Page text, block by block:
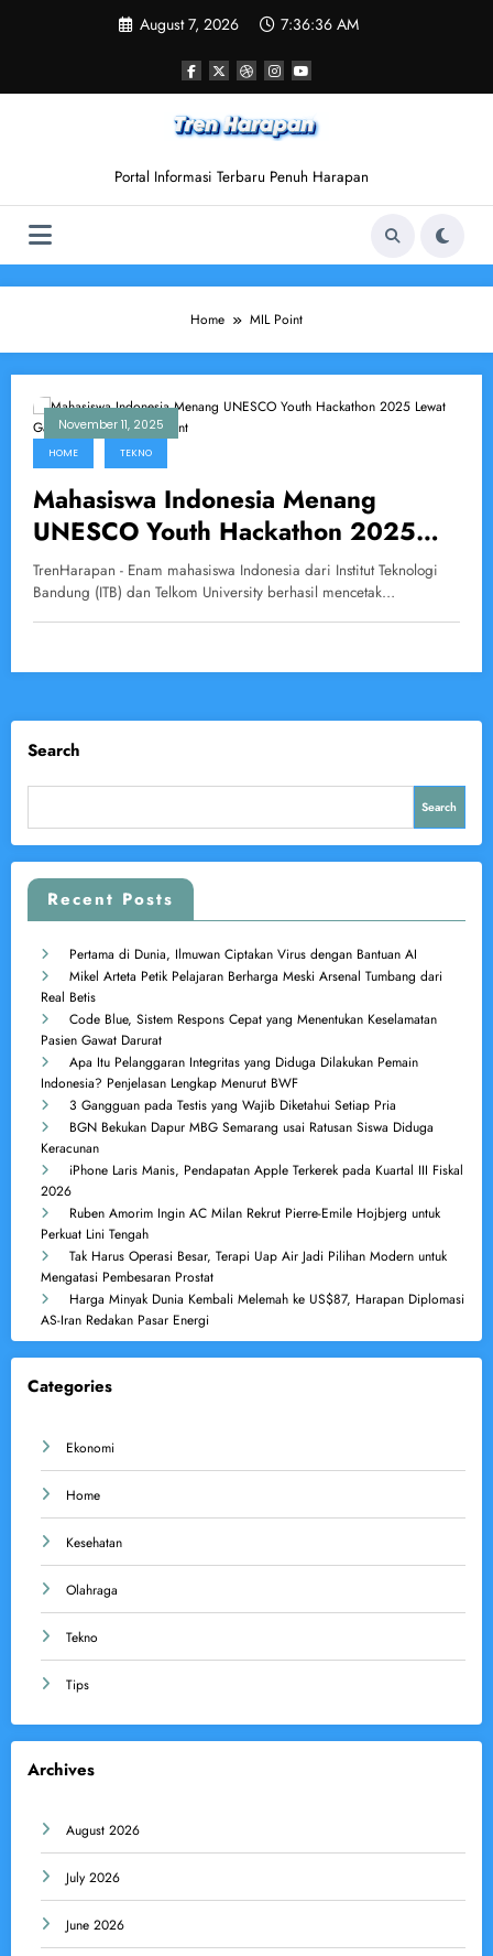
August 7, 2026 7:36:36 AM
Portal Informasi Terbaru Penuh Harapan
Home MIL Point
November 11, 2025
HOME TEKNO
Mahasiswa Indonesia Menang
UNESCO Youth Hackathon 2025
Lewat Game Anti-Hoaks MIL Point
TrenHarapan - Enam mahasiswa Indonesia dari Institut Teknologi
Bandung (ITB) dan Telkom University berhasil mencetak…
Search
Search
Recent Posts
Pertama di Dunia, Ilmuwan Ciptakan Virus dengan Bantuan AI
Mikel Arteta Petik Pelajaran Berharga Meski Arsenal Tumbang dari
Real Betis
Code Blue, Sistem Respons Cepat yang Menentukan Keselamatan
Pasien Gawat Darurat
Apa Itu Pelanggaran Integritas yang Diduga Dilakukan Pemain
Indonesia? Penjelasan Lengkap Menurut BWF
3 Gangguan pada Testis yang Wajib Diketahui Setiap Pria
BGN Bekukan Dapur MBG Semarang usai Ratusan Siswa Diduga
Keracunan
iPhone Laris Manis, Pendapatan Apple Terkerek pada Kuartal III Fiskal
2026
Ruben Amorim Ingin AC Milan Rekrut Pierre-Emile Hojbjerg untuk
Perkuat Lini Tengah
Tak Harus Operasi Besar, Terapi Uap Air Jadi Pilihan Modern untuk
Mengatasi Pembesaran Prostat
Harga Minyak Dunia Kembali Melemah ke US$87, Harapan Diplomasi
AS-Iran Redakan Pasar Energi
Categories
Ekonomi
Home
Kesehatan
Olahraga
Tekno
Tips
Archives
August 2026
July 2026
June 2026